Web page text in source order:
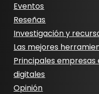
Eventos
Reseñas
Investigación y
Las mejores
Principales empresas
digitales
Opinión